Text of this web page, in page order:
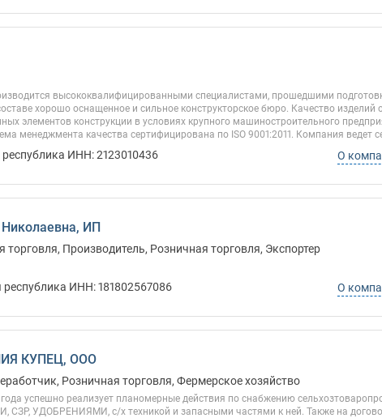
высококвалифицированными специалистами, прошедшими
хорошо оснащенное и сильное конструкторское бюро. Качество изделий
элементов конструкции в условиях крупного машиностроительного
менеджмента качества сертифицирована по ISO 9001:2011. Компания ведет
ИНН: 2123010436 О
ИП
Производитель, Розничная торговля, Экспортер
республика ИНН: 181802567086 О
КУПЕЦ, ООО
Розничная торговля, Фермерское хозяйство
успешно реализует планомерные действия по снабжению
СЗР, УДОБРЕНИЯМИ, с/х техникой и запасными частями к ней. Также на